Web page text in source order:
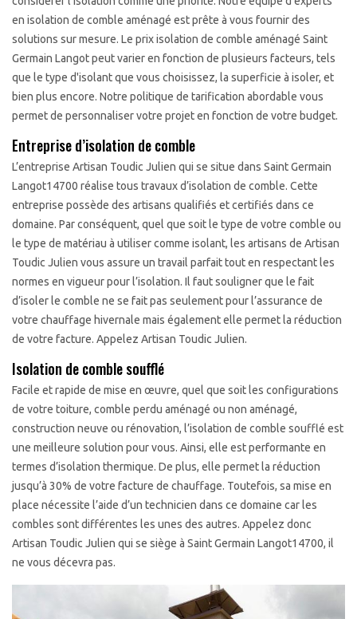
en isolation de comble aménagé est prête à vous fournir des
solutions sur mesure. Le prix isolation de comble aménagé Saint
Germain Langot peut varier en fonction de plusieurs facteurs, tels
que le type d'isolant que vous choisissez, la superficie à isoler, et
bien plus encore. Notre politique de tarification abordable vous
permet de personnaliser votre projet en fonction de votre budget.
Entreprise d’isolation de comble
L’entreprise Artisan Toudic Julien qui se situe dans Saint Germain
Langot14700 réalise tous travaux d’isolation de comble. Cette
entreprise possède des artisans qualifiés et certifiés dans ce
domaine. Par conséquent, quel que soit le type de votre comble ou
le type de matériau à utiliser comme isolant, les artisans de Artisan
Toudic Julien vous assure un travail parfait tout en respectant les
normes en vigueur pour l’isolation. Il faut souligner que le fait
d’isoler le comble ne se fait pas seulement pour l’assurance de
votre chauffage hivernale mais également elle permet la réduction
de votre facture. Appelez Artisan Toudic Julien.
Isolation de comble soufflé
Facile et rapide de mise en œuvre, quel que soit les configurations
de votre toiture, comble perdu aménagé ou non aménagé,
construction neuve ou rénovation, l’isolation de comble soufflé est
une meilleure solution pour vous. Ainsi, elle est performante en
termes d’isolation thermique. De plus, elle permet la réduction
jusqu’à 30% de votre facture de chauffage. Toutefois, sa mise en
place nécessite l’aide d’un technicien dans ce domaine car les
combles sont différentes les unes des autres. Appelez donc
Artisan Toudic Julien qui se siège à Saint Germain Langot14700, il
ne vous décevra pas.